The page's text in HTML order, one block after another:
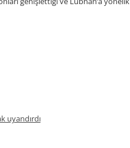
uyandırdı